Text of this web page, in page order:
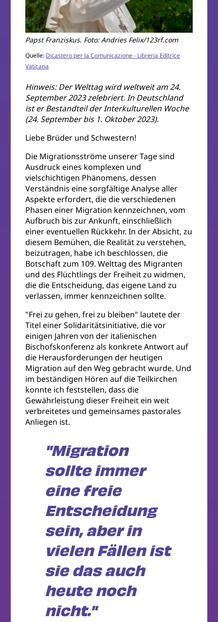
Papst Franziskus. Foto: Andries Felix/123rf.com
Quelle: Dicastero per la Comunicazione - Libreria Editrice
Vaticana
Hinweis: Der Welttag wird weltweit am 24.
September 2023 zelebriert. In Deutschland
ist er Bestandteil der Interkulturellen Woche
(24. September bis 1. Oktober 2023).
Liebe Brüder und Schwestern!
Die Migrationsströme unserer Tage sind
Ausdruck eines komplexen und
vielschichtigen Phänomens, dessen
Verständnis eine sorgfältige Analyse aller
Aspekte erfordert, die die verschiedenen
Phasen einer Migration kennzeichnen, vom
Aufbruch bis zur Ankunft, einschließlich
einer eventuellen Rückkehr. In der Absicht, zu
diesem Bemühen, die Realität zu verstehen,
beizutragen, habe ich beschlossen, die
Botschaft zum 109. Welttag des Migranten
und des Flüchtlings der Freiheit zu widmen,
die die Entscheidung, das eigene Land zu
verlassen, immer kennzeichnen sollte.
"Frei zu gehen, frei zu bleiben" lautete der
Titel einer Solidaritätsinitiative, die vor
einigen Jahren von der italienischen
Bischofskonferenz als konkrete Antwort auf
die Herausforderungen der heutigen
Migration auf den Weg gebracht wurde. Und
im beständigen Hören auf die Teilkirchen
konnte ich feststellen, dass die
Gewährleistung dieser Freiheit ein weit
verbreitetes und gemeinsames pastorales
Anliegen ist.
"Migration
sollte immer
eine freie
Entscheidung
sein, aber in
vielen Fällen ist
sie das auch
heute noch
nicht."